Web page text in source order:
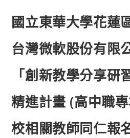
國立東華大學花蓮
台灣微軟股份有限
「創新教學分享研
精進計畫 (高中職
校相關教師同仁報